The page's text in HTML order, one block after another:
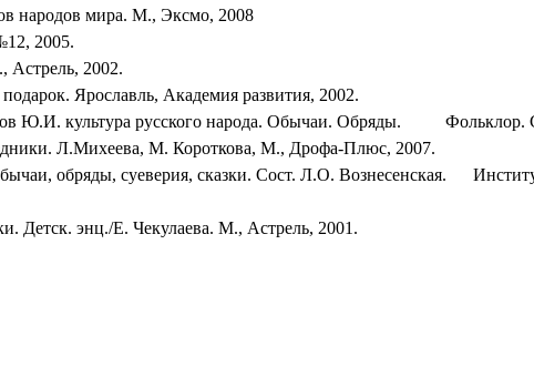
народов мира. М., Эксмо, 2008
2005.
Астрель, 2002.
Ярославль, Академия развития, 2002.
Ю.И. культура русского народа. Обычаи. Обряды. Фольклор.
Л.Михеева, М. Короткова, М., Дрофа-Плюс, 2007.
обряды, суеверия, сказки. Сост. Л.О. Вознесенская.
Детск. энц./Е. Чекулаева. М., Астрель, 2001.